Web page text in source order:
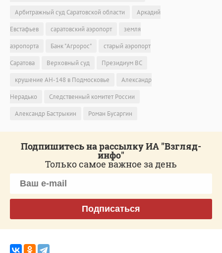
Арбитражный суд Саратовской области
Аркадий
Евстафьев
саратовский аэропорт
земля
аэропорта
Банк "Агророс"
старый аэропорт
Саратова
Верховный суд
Президиум ВС
крушение АН-148 в Подмосковье
Александр
Нерадько
Следственный комитет России
Александр Бастрыкин
Роман Бусаргин
Подпишитесь на рассылку ИА "Взгляд-
инфо"
Только самое важное за день
Подписаться